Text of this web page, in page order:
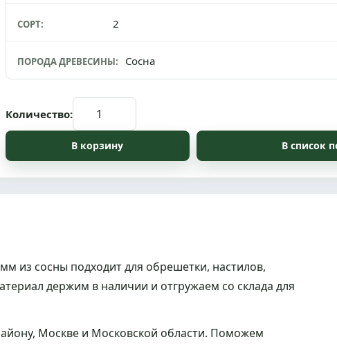
СОРТ: 2
ПОРОДА ДРЕВЕСИНЫ: Сосна
Количество:
из сосны подходит для обрешетки, настилов,
держим в наличии и отгружаем со склада для
Москве и Московской области. Поможем